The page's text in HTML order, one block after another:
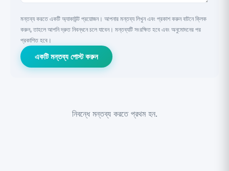
মন্তব্য করতে একটি অ্যাকাউন্ট প্রয়োজন। আপনার মন্তব্য লিখুন এবং প্রকাশ করুন বাটনে ক্লিক
করুন, তাহলে আপনি দ্রুত নিবন্ধনে চলে যাবেন। মন্তব্যটি সংরক্ষিত হবে এবং অনুমোদনের পর
প্রকাশিত হবে।
একটি মন্তব্য পোস্ট করুন
নিবন্ধে মন্তব্য করতে প্রথম হন.